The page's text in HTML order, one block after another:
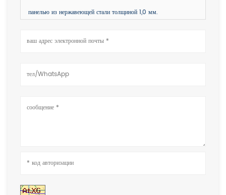
панелью из нержавеющей стали толщиной 1,0 мм.